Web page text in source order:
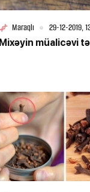
Maraqlı
29-12-2019,
Mixəyin müalicəvi